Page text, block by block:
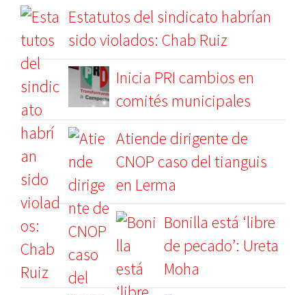
Estatutos del sindicato habrían
sido violados: Chab Ruiz
Inicia PRI cambios en
comités municipales
Atiende dirigente de
CNOP caso del tianguis
en Lerma
Bonilla está ‘libre
de pecado’: Ureta
Moha